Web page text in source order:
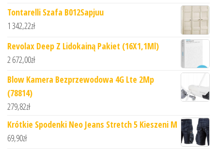
Tontarelli Szafa B012Sapjuu
1 342,22zł
Revolax Deep Z Lidokainą Pakiet (16X1,1Ml)
2 672,00zł
Blow Kamera Bezprzewodowa 4G Lte 2Mp
(78814)
279,82zł
Krótkie Spodenki Neo Jeans Stretch 5 Kieszeni M
69,90zł